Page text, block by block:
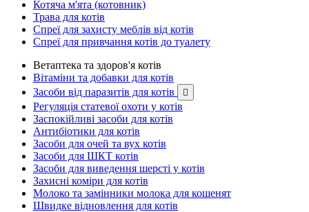
Котяча м'ята (котовник)
Трава для котів
Спреї для захисту меблів від котів
Спреї для привчання котів до туалету
Ветаптека та здоров'я котів
Вітаміни та добавки для котів
Засоби від паразитів для котів

Регуляція статевої охоти у котів
Заспокійливі засоби для котів
Антибіотики для котів
Засоби для очей та вух котів
Засоби для ШКТ котів
Засоби для виведення шерсті у котів
Захисні коміри для котів
Молоко та замінники молока для кошенят
Швидке відновлення для котів